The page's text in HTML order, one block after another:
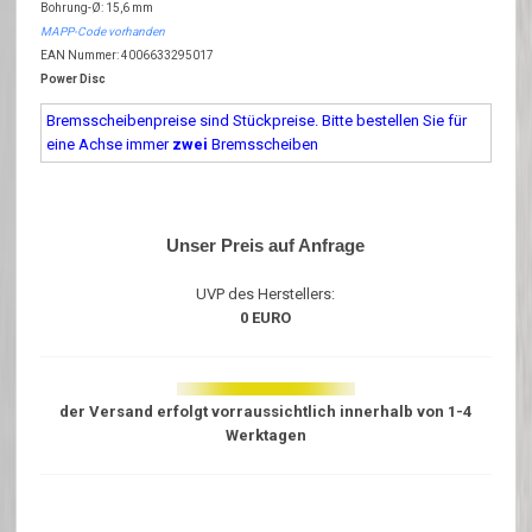
Bohrung-Ø: 15,6 mm
MAPP-Code vorhanden
EAN Nummer: 4006633295017
Power Disc
Bremsscheibenpreise sind Stückpreise. Bitte bestellen Sie für
eine Achse immer zwei Bremsscheiben
Unser Preis auf Anfrage
UVP des Herstellers:
0 EURO
der Versand erfolgt vorraussichtlich innerhalb von 1-4
Werktagen